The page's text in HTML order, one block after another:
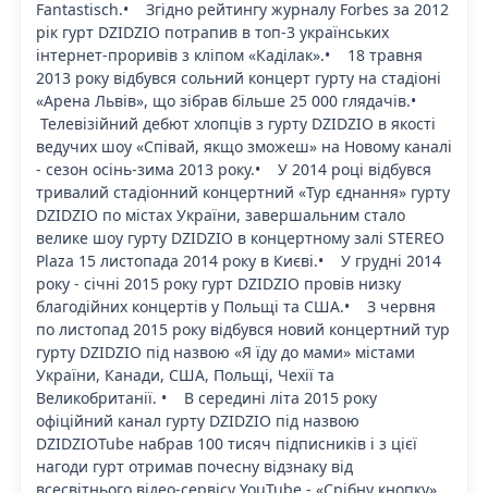
Fantastisch.• Згідно рейтингу журналу Forbes за 2012
рік гурт DZIDZIO потрапив в топ-3 українських
інтернет-проривів з кліпом «Каділак».• 18 травня
2013 року відбувся сольний концерт гурту на стадіоні
«Арена Львів», що зібрав більше 25 000 глядачів.•
Телевізійний дебют хлопців з гурту DZIDZIO в якості
ведучих шоу «Співай, якщо зможеш» на Новому каналі
- сезон осінь-зима 2013 року.• У 2014 році відбувся
тривалий стадіонний концертний «Тур єднання» гурту
DZIDZIO по містах України, завершальним стало
велике шоу гурту DZIDZIO в концертному залі STEREO
Plaza 15 листопада 2014 року в Києві.• У грудні 2014
року - січні 2015 року гурт DZIDZIO провів низку
благодійних концертів у Польщі та США.• З червня
по листопад 2015 року відбувся новий концертний тур
гурту DZIDZIO під назвою «Я їду до мами» містами
України, Канади, США, Польщі, Чехії та
Великобританії. • В середині літа 2015 року
офіційний канал гурту DZIDZIO під назвою
DZIDZIOTube набрав 100 тисяч підписників і з цієї
нагоди гурт отримав почесну відзнаку від